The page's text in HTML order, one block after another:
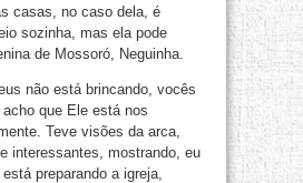
casas, no caso dela, é
sozinha, mas ela pode
de Mossoró, Neguinha.
não está brincando, vocês
que Ele está nos
Teve visões da arca,
interessantes, mostrando, eu
preparando a igreja,